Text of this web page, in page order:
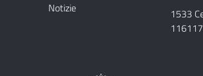
Notizie
1533